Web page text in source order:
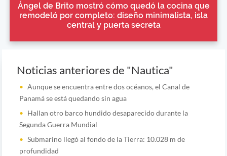
Ángel de Brito mostró cómo quedó la cocina que
remodeló por completo: diseño minimalista, isla
central y puerta secreta
Noticias anteriores de "Nautica"
Aunque se encuentra entre dos océanos, el Canal de
Panamá se está quedando sin agua
Hallan otro barco hundido desaparecido durante la
Segunda Guerra Mundial
Submarino llegó al fondo de la Tierra: 10.028 m de
profundidad